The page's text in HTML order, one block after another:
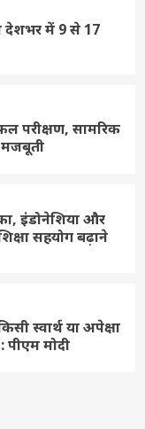
देशभर में 9 से 17
परीक्षण, सामरिक
मजबूती
इंडोनेशिया और
सहयोग बढ़ाने
स्वार्थ या अपेक्षा
मोदी